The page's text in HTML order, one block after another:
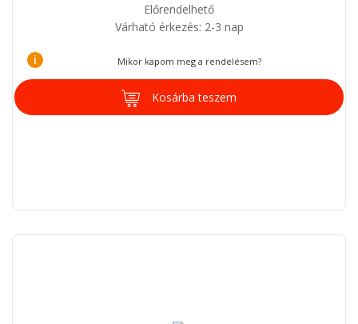
Előrendelhető
Várható érkezés: 2-3 nap
i Mikor kapom meg a rendelésem?
Kosárba teszem